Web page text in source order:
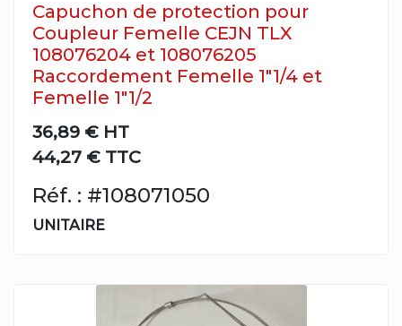
Capuchon de protection pour
Coupleur Femelle CEJN TLX
108076204 et 108076205
Raccordement Femelle 1"1/4 et
Femelle 1"1/2
36,89 € HT
44,27 € TTC
Réf. : #108071050
UNITAIRE